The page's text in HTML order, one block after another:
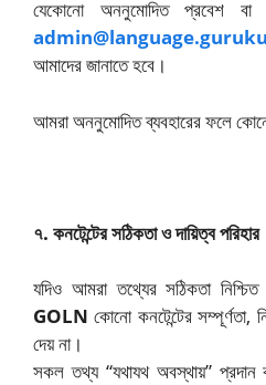
যেকোনো অননুমোদিত প্রবেশ বা
আমাদের জানাতে হবে।
আমরা অননুমোদিত ব্যবহারের ফলে
৭. কনটেন্টের সঠিকতা ও দায়িত্ব পরিহার
যদিও আমরা তথ্যের সঠিকতা
GOLN কোনো কনটেন্টের সম্পূর্ণতা,
দেয় না।
সকল তথ্য “যথাযথ অবস্থায়” প্রদান